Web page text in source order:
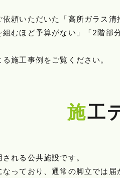
頼いただいた「高所ガラス清
組むほど予算がない」「2階
施工事例をご覧ください。
施
れる公共施設です。
っており、通常の脚立では届